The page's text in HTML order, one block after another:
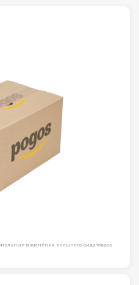
изменения внешнего вида товара